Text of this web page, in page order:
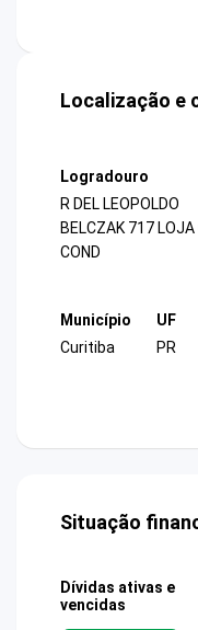
Localização e
Logradouro
R DEL LEOPOLDO
BELCZAK 717
COND
Município
Curitiba
UF
PR
Situação
Dívidas ativas e
vencidas